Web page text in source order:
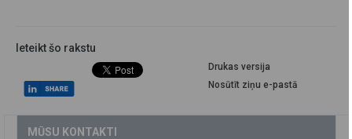
Ieteikt šo rakstu
Drukas versija
Nosūtīt ziņu e-pastā
MŪSU KONTAKTI